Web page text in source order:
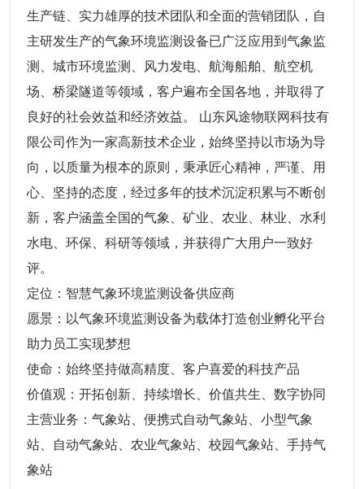
生产链、实力雄厚的技术团队和全面的营销团队，自
主研发生产的气象环境监测设备已广泛应用到气象监
测、城市环境监测、风力发电、航海船舶、航空机
场、桥梁隧道等领域，客户遍布全国各地，并取得了
良好的社会效益和经济效益。 山东风途物联网科技有
限公司作为一家高新技术企业，始终坚持以市场为导
向，以质量为根本的原则，秉承匠心精神，严谨、用
心、坚持的态度，经过多年的技术沉淀积累与不断创
新，客户涵盖全国的气象、矿业、农业、林业、水利
水电、环保、科研等领域，并获得广大用户一致好
评。
定位：智慧气象环境监测设备供应商
愿景：以气象环境监测设备为载体打造创业孵化平台
助力员工实现梦想
使命：始终坚持做高精度、客户喜爱的科技产品
价值观：开拓创新、持续增长、价值共生、数字协同
主营业务：气象站、便携式自动气象站、小型气象
站、自动气象站、农业气象站、校园气象站、手持气
象站